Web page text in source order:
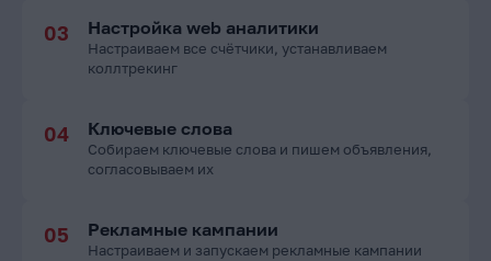
Настройка web аналитики
Настраиваем все счётчики, устанавливаем
коллтрекинг
Ключевые слова
Собираем ключевые слова и пишем объявления,
согласовываем их
Рекламные кампании
Настраиваем и запускаем рекламные кампании